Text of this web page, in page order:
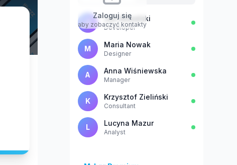
Zaloguj się
aby zobaczyć kontakty
J Jan Kowalski
Developer
M Maria Nowak
Designer
A Anna Wiśniewska
Manager
K Krzysztof Zieliński
Consultant
L Lucyna Mazur
Analyst